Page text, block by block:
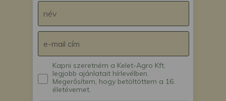
Kapni szeretném a Kelet-Agro Kft.
legjobb ajánlatait hírlevélben.
Megerősítem, hogy betöltöttem a 16.
életévemet.